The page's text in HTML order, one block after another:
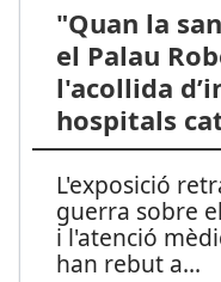
"Quan la
el Palau
l'acollida
hospitals
L'exposició
guerra sobre
i l'atenció
han rebut a...